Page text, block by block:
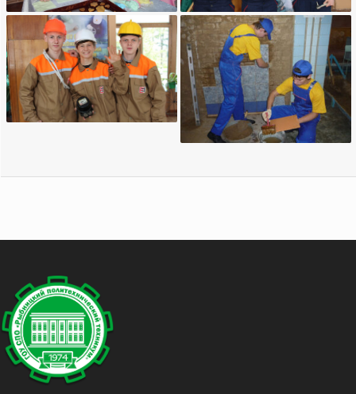
Монтаж, наладка и
эксплуатация
электрооборудования
промышленных и
Мастер отделочных
строительных
декоративных работ